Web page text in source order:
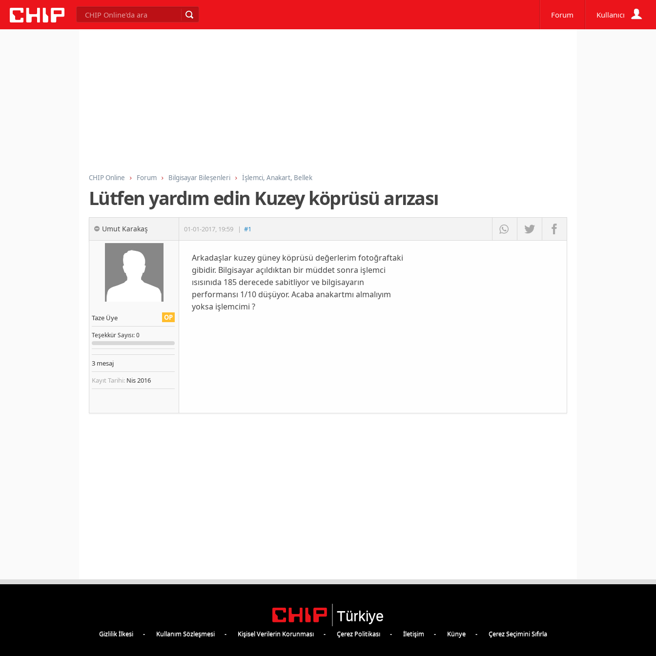
Forum Kullanıcı
CHIP Online Forum Bilgisayar Bileşenleri İşlemci, Anakart, Bellek
Lütfen yardım edin Kuzey köprüsü arızası
Umut Karakaş 01-01-2017, 19:59 | #1
OP
Taze Üye
TeşekkürSayısı: 0
3 mesaj
Kayıt Tarihi: Nis 2016
Arkadaşlar kuzey güney köprüsü değerlerim fotoğraftaki
gibidir. Bilgisayar açıldıktan bir müddet sonra işlemci
ısısınıda 185 derecede sabitliyor ve bilgisayarın
performansı 1/10 düşüyor. Acaba anakartmı almalıyım
yoksa işlemcimi ?
Türkiye
Gizlilik İlkesi Kullanım Sözleşmesi Kişisel Verilerin Korunması Çerez Politikası İletişim Künye Çerez Seçimini Sıfırla